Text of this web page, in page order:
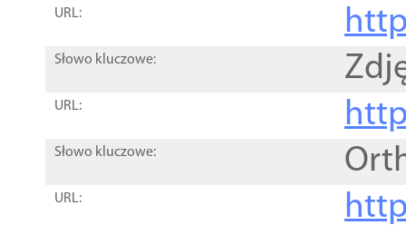
URL:
Słowo kluczowe:
URL:
Słowo kluczowe:
URL: